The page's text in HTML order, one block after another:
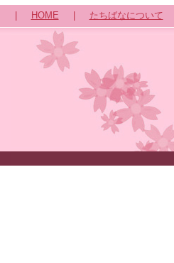
| HOME | たちばなについて